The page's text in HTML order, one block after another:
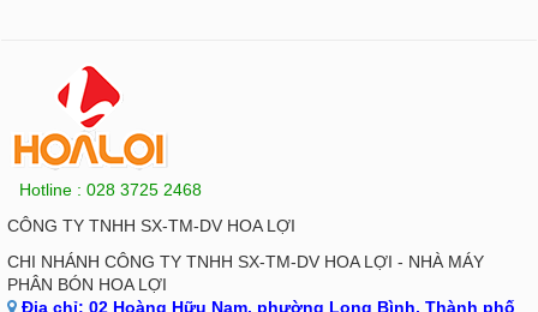
Hotline : 028 3725 2468
CÔNG TY TNHH SX-TM-DV HOA LỢI
CHI NHÁNH CÔNG TY TNHH SX-TM-DV HOA LỢI - NHÀ MÁY
PHÂN BÓN HOA LỢI
Địa chỉ: 02 Hoàng Hữu Nam, phường Long Bình, Thành phố